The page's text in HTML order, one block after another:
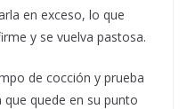
en exceso, lo que
y se vuelva pastosa.
de cocción y prueba
quede en su punto